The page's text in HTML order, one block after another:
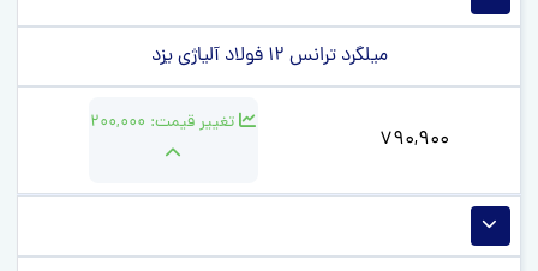
میلگرد ترانس 12 فولاد آلیاژی یزد
790,900
تغییر قیمت: 200,000